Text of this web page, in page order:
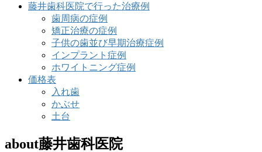
藤井歯科医院で行った治療例
歯周病の症例
矯正治療の症例
子供の歯並び早期治療症例
インプラント症例
ホワイトニング症例
価格表
入れ歯
かぶせ
土台
about藤井歯科医院